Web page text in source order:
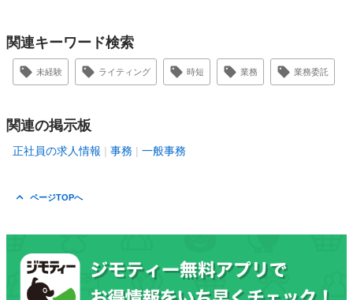
関連キーワード検索
未経験 ライティング 時短 業務 業務委託
関連の掲示板
正社員の求人情報 事務 一般事務
ページTOPへ